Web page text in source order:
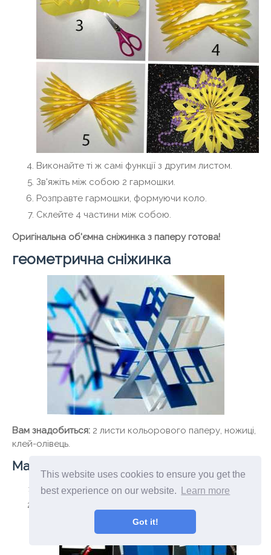
This website uses cookies to ensure you get the
best experience on our website.
Learn more
Got it!
Виконайте ті ж самі функції з другим листом.
Зв'яжіть між собою 2 гармошки.
Розправте гармошки, формуючи коло.
Склейте 4 частини між собою.
Оригінальна об'ємна сніжинка з паперу готова!
геометрична сніжинка
Вам знадобиться: 2 листи кольорового паперу, ножиці,
клей-олівець.
Майстер клас
Розріжте кожен лист на 3 рівних частини.